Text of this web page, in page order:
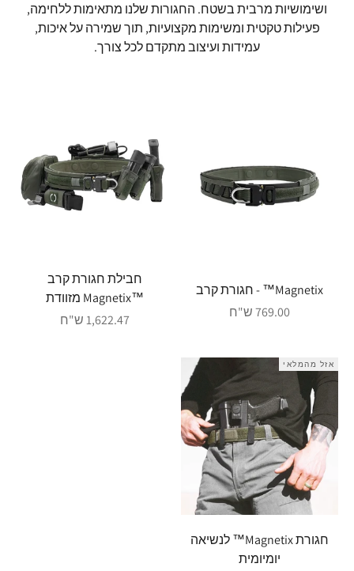
ושימושיות מרבית בשטח. החגורות שלנו מתאימות ללחימה,
פעילות טקטית ומשימות מקצועיות, תוך שמירה על איכות,
עמידות ועיצוב מתקדם לכל צורך.
Magnetix™ - חגורת קרב
מחיר מבצע
769.00 ש"ח
חבילת חגורת קרב
™Magnetix מזוודת
מחיר מבצע
1,622.47 ש"ח
אזל מהמלאי
חגורת Magnetix™ לנשיאה
יומיומית